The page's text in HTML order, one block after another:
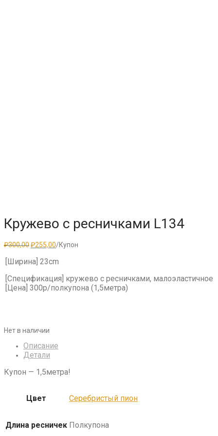
Кружево с ресничками L134
₽300,00Первоначальная
составляла
₽300,00.
₽255,00Текущая
₽255,00.
/Купон
[Ширина] 23cm
[Спецификация] кружево с ресничками, малоэластичное
[Цена] 300р/полкупона (1,5метра)
Нет в наличии
Описание
Детали
Купон — 1,5метра!
Цвет Серебристый пион
Длина ресничек Полкупона